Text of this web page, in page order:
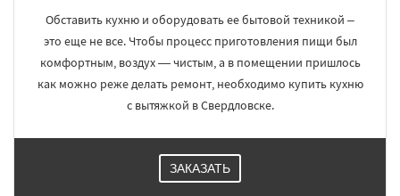
Обставить кухню и оборудовать ее бытовой техникой –
это еще не все. Чтобы процесс приготовления пищи был
комфортным, воздух — чистым, а в помещении пришлось
как можно реже делать ремонт, необходимо купить кухню
с вытяжкой в Свердловске.
ЗАКАЗАТЬ